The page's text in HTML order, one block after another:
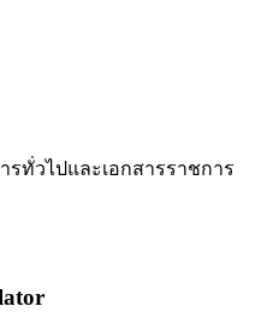
รทั่วไปและเอกสารราชการ